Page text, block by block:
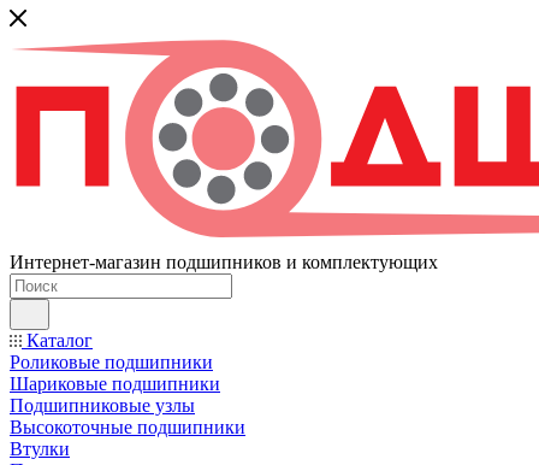
Интернет-магазин подшипников и комплектующих
Каталог
Роликовые подшипники
Шариковые подшипники
Подшипниковые узлы
Высокоточные подшипники
Втулки